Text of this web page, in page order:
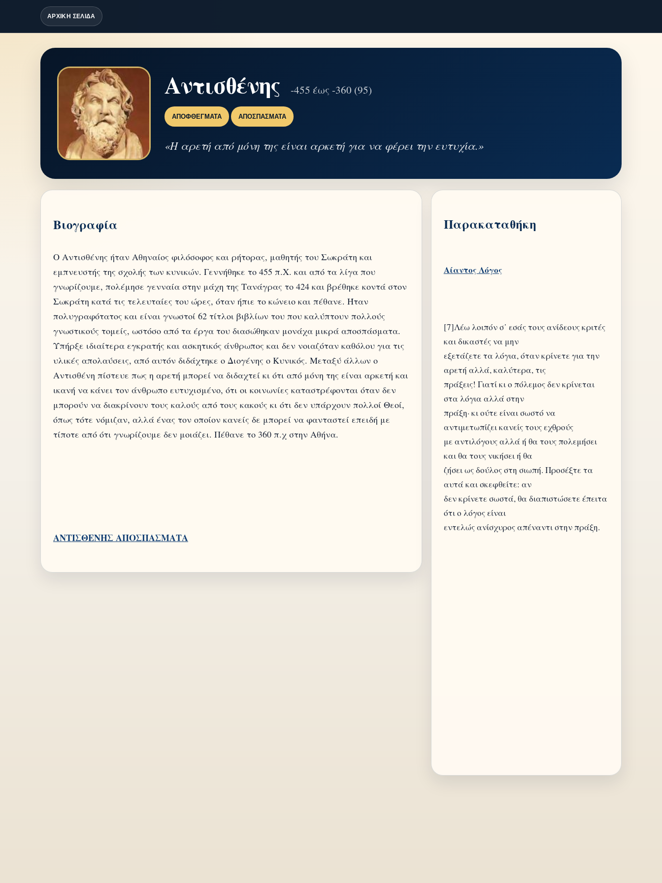
ΑΡΧΙΚΗ ΣΕΛΙΔΑ
Αντισθένης -455 έως -360 (95)
ΑΠΟΦΘΈΓΜΑΤΑ ΑΠΟΣΠΆΣΜΑΤΑ
«Η αρετή από μόνη της είναι αρκετή για να φέρει την ευτυχία.»
Βιογραφία
Ο Αντισθένης ήταν Αθηναίος φιλόσοφος και ρήτορας, μαθητής του Σωκράτη και
εμπνευστής της σχολής των κυνικών. Γεννήθηκε το 455 π.Χ. και από τα λίγα που
γνωρίζουμε, πολέμησε γενναία στην μάχη της Τανάγρας το 424 και βρέθηκε κοντά στον
Σωκράτη κατά τις τελευταίες του ώρες, όταν ήπιε το κώνειο και πέθανε. Ήταν
πολυγραφότατος και είναι γνωστοί 62 τίτλοι βιβλίων του που καλύπτουν πολλούς
γνωστικούς τομείς, ωστόσο από τα έργα του διασώθηκαν μονάχα μικρά αποσπάσματα.
Υπήρξε ιδιαίτερα εγκρατής και ασκητικός άνθρωπος και δεν νοιαζόταν καθόλου για τις
υλικές απολαύσεις, από αυτόν διδάχτηκε ο Διογένης ο Κυνικός. Μεταξύ άλλων ο
Αντισθένη πίστευε πως η αρετή μπορεί να διδαχτεί κι ότι από μόνη της είναι αρκετή και
ικανή να κάνει τον άνθρωπο ευτυχισμένο, ότι οι κοινωνίες καταστρέφονται όταν δεν
μπορούν να διακρίνουν τους καλούς από τους κακούς κι ότι δεν υπάρχουν πολλοί Θεοί,
όπως τότε νόμιζαν, αλλά ένας τον οποίον κανείς δε μπορεί να φανταστεί επειδή με
τίποτε από ότι γνωρίζουμε δεν μοιάζει. Πέθανε το 360 π.χ στην Αθήνα.
Παρακαταθήκη
Αίαντος Λόγος
[7]Λέω λοιπόν σ᾽ εσάς τους ανίδεους κριτές
και δικαστές να μην
εξετάζετε τα λόγια, όταν κρίνετε για την
αρετή αλλά, καλύτερα, τις
πράξεις! Γιατί κι ο πόλεμος δεν κρίνεται
στα λόγια αλλά στην
πράξη· κι ούτε είναι σωστό να
αντιμετωπίζει κανείς τους εχθρούς
με αντιλόγους αλλά ή θα τους πολεμήσει
και θα τους νικήσει ή θα
ζήσει ως δούλος στη σιωπή. Προσέξτε τα
αυτά και σκεφθείτε: αν
δεν κρίνετε σωστά, θα διαπιστώσετε έπειτα
ότι ο λόγος είναι